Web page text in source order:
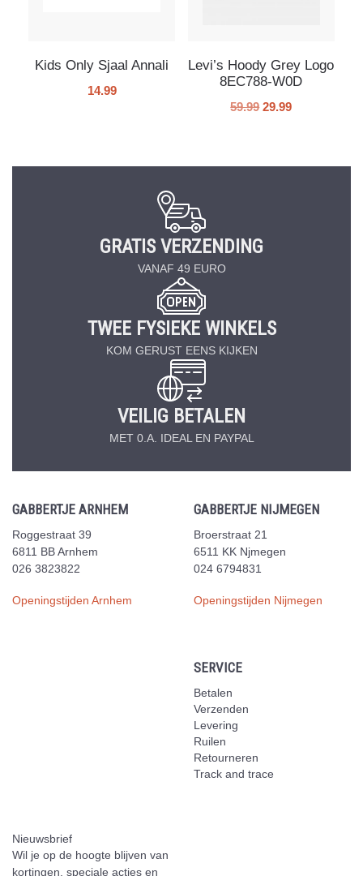
Kids Only Sjaal Annali
14.99
Levi’s Hoody Grey Logo
8EC788-W0D
59.99 29.99
GRATIS VERZENDING
VANAF 49 EURO
TWEE FYSIEKE WINKELS
KOM GERUST EENS KIJKEN
VEILIG BETALEN
MET 0.A. IDEAL EN PAYPAL
GABBERTJE ARNHEM
Roggestraat 39
6811 BB Arnhem
026 3823822
Openingstijden Arnhem
GABBERTJE NIJMEGEN
Broerstraat 21
6511 KK Njmegen
024 6794831
Openingstijden Nijmegen
SERVICE
Betalen
Verzenden
Levering
Ruilen
Retourneren
Track and trace
Nieuwsbrief
Wil je op de hoogte blijven van
kortingen, speciale acties en